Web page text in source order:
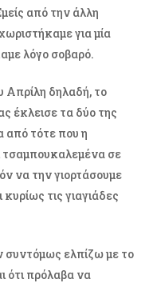
από την άλλη
για μία
λόγο σοβαρό.
Απρίλη δηλαδή, το
έκλεισε τα δύο της
από τότε που η
τσαμπουκαλεμένα σε
να την γιορτάσουμε
τις γιαγιάδες
συντόμως ελπίζω με το
ότι πρόλαβα να